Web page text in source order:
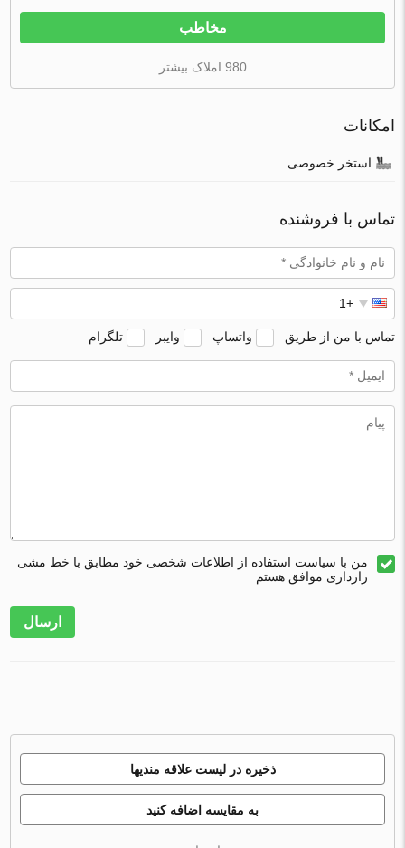
مخاطب
980 املاک بیشتر
امکانات
استخر خصوصی
تماس با فروشنده
تماس با من از طریق واتساپ وایبر تلگرام
من با سیاست استفاده از اطلاعات شخصی خود مطابق با خط مشی
رازداری موافق هستم
ارسال
ذخیره در لیست علاقه مندیها
به مقایسه اضافه کنید